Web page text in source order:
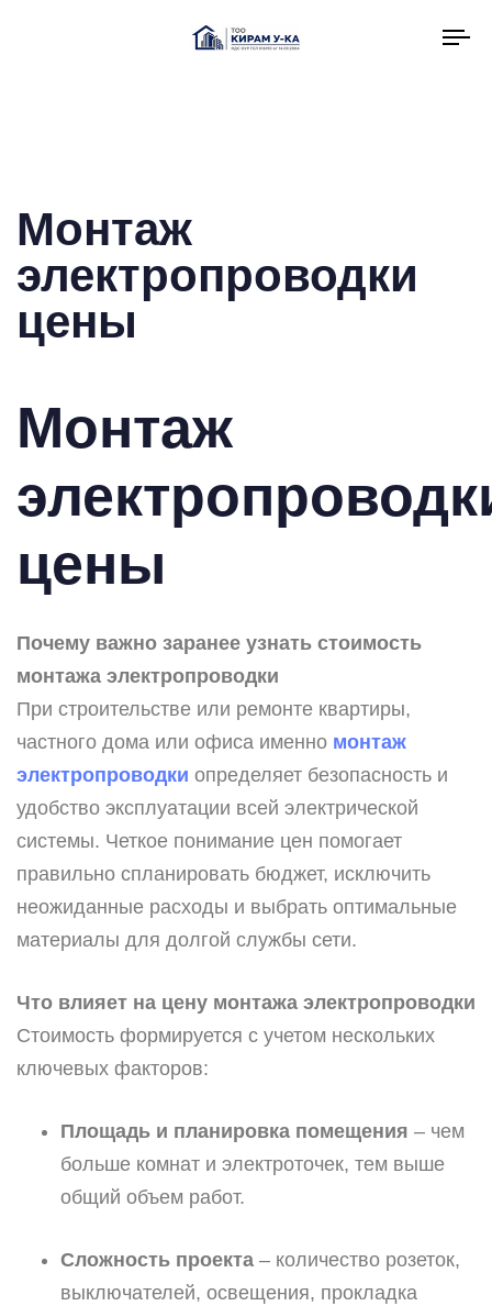
Монтаж
электропроводки
цены
Монтаж
цены
Почему важно заранее узнать стоимость
монтажа электропроводки
При строительстве или ремонте квартиры,
частного дома или офиса именно монтаж
электропроводки определяет безопасность и
удобство эксплуатации всей электрической
системы. Четкое понимание цен помогает
правильно спланировать бюджет, исключить
неожиданные расходы и выбрать оптимальные
материалы для долгой службы сети.
Что влияет на цену монтажа электропроводки
Стоимость формируется с учетом нескольких
ключевых факторов:
Площадь и планировка помещения – чем
больше комнат и электроточек, тем выше
общий объем работ.
Сложность проекта – количество розеток,
выключателей, освещения, прокладка